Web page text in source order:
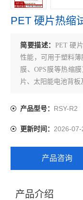
PET 硬片热缩
简要描述： PET 硬
性能，可用于塑料薄
膜、OPS膜等热缩
片、太阳能电池背板
产品型号： RSY-R2
更新时间：2026-07-
产品咨询
产品介绍